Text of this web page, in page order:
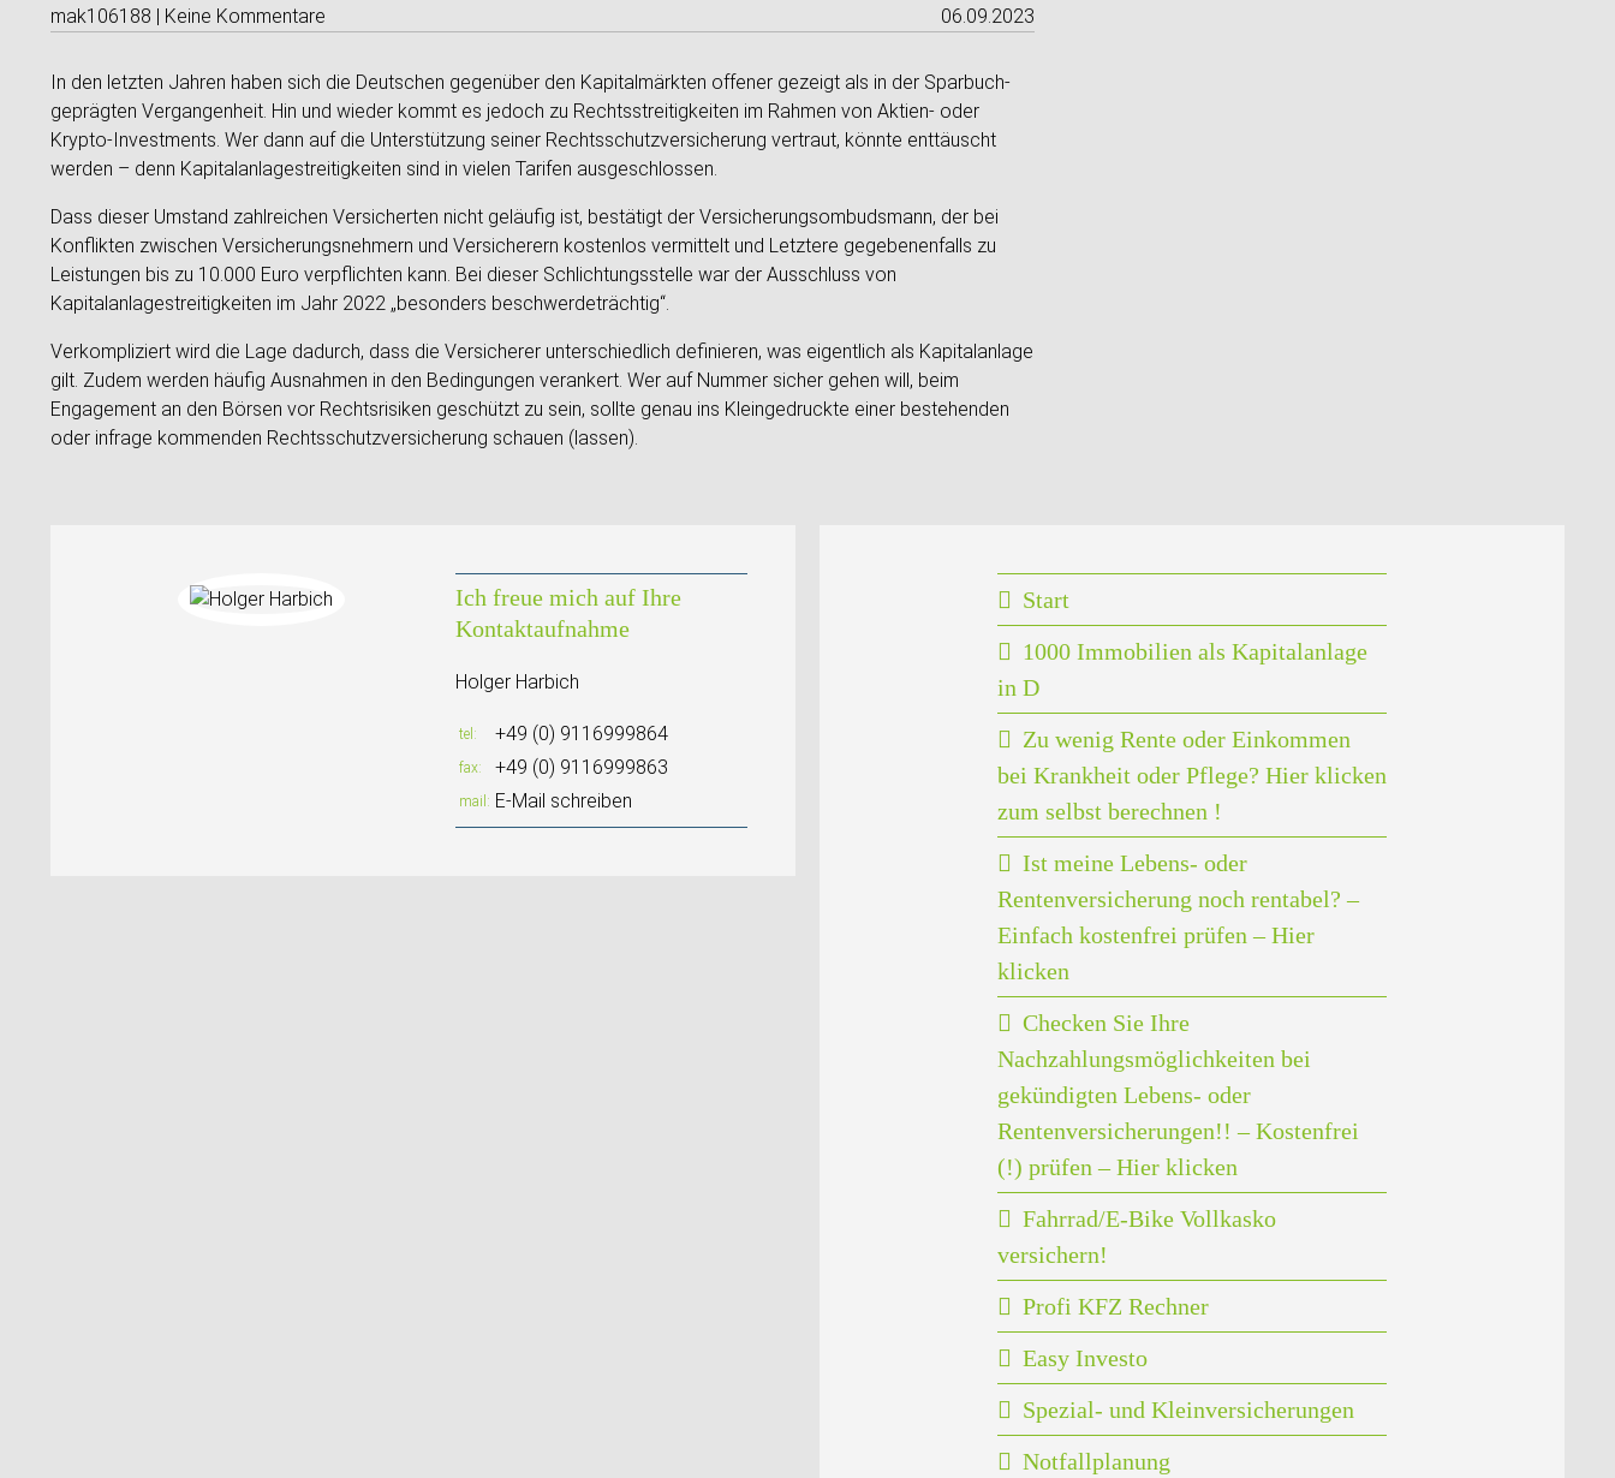
mak106188 | Keine Kommentare 06.09.2023
In den letzten Jahren haben sich die Deutschen gegenüber den Kapitalmärkten offener gezeigt als in der Sparbuch-
geprägten Vergangenheit. Hin und wieder kommt es jedoch zu Rechtsstreitigkeiten im Rahmen von Aktien- oder
Krypto-Investments. Wer dann auf die Unterstützung seiner Rechtsschutzversicherung vertraut, könnte enttäuscht
werden – denn Kapitalanlagestreitigkeiten sind in vielen Tarifen ausgeschlossen.
Dass dieser Umstand zahlreichen Versicherten nicht geläufig ist, bestätigt der Versicherungsombudsmann, der bei
Konflikten zwischen Versicherungsnehmern und Versicherern kostenlos vermittelt und Letztere gegebenenfalls zu
Leistungen bis zu 10.000 Euro verpflichten kann. Bei dieser Schlichtungsstelle war der Ausschluss von
Kapitalanlagestreitigkeiten im Jahr 2022 „besonders beschwerdeträchtig“.
Verkompliziert wird die Lage dadurch, dass die Versicherer unterschiedlich definieren, was eigentlich als Kapitalanlage
gilt. Zudem werden häufig Ausnahmen in den Bedingungen verankert. Wer auf Nummer sicher gehen will, beim
Engagement an den Börsen vor Rechtsrisiken geschützt zu sein, sollte genau ins Kleingedruckte einer bestehenden
oder infrage kommenden Rechtsschutzversicherung schauen (lassen).
Ich freue mich auf Ihre
Kontaktaufnahme
Holger Harbich
tel +49 (0) 9116999864
fax +49 (0) 9116999863
mail E-Mail schreiben
Start
1000 Immobilien als Kapitalanlage
in D
Zu wenig Rente oder Einkommen
bei Krankheit oder Pflege? Hier klicken
zum selbst berechnen !
Ist meine Lebens- oder
Rentenversicherung noch rentabel? –
Einfach kostenfrei prüfen – Hier
klicken
Checken Sie Ihre
Nachzahlungsmöglichkeiten bei
gekündigten Lebens- oder
Rentenversicherungen!! – Kostenfrei
(!) prüfen – Hier klicken
Fahrrad/E-Bike Vollkasko
versichern!
Profi KFZ Rechner
Easy Investo
Spezial- und Kleinversicherungen
Notfallplanung